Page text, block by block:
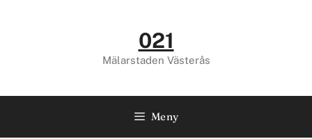
021
Mälarstaden Västerås
Meny